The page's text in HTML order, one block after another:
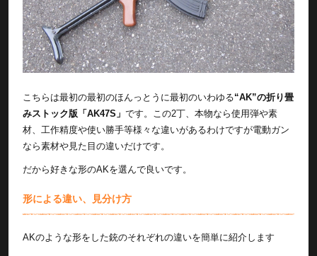
こちらは最初の最初のほんっとうに最初のいわゆる“AK”の折り畳
みストック版「AK47S」 です。この2丁、本物なら使用弾や素
材、工作精度や使い勝手等様々な違いがあるわけですが電動ガン
なら素材や見た目の違いだけです。
だから好きな形のAKを選んで良いです。
形による違い、見分け方
AKのような形をした銃のそれぞれの違いを簡単に紹介します